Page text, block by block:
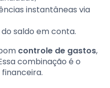
instantâneas via
saldo em conta.
controle de gastos,
combinação é o